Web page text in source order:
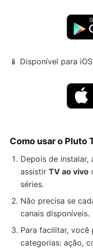
📱 Disponível para
Como usar o Pluto
Depois de instalar,
assistir TV ao vivo
séries.
Não precisa se
canais disponíveis.
Para facilitar,
categorias: ação,